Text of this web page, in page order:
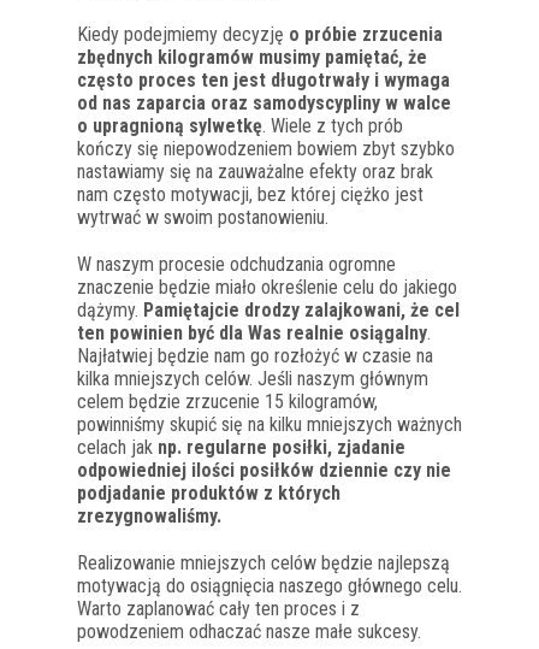
Kiedy podejmiemy decyzję o próbie zrzucenia
zbędnych kilogramów musimy pamiętać, że
często proces ten jest długotrwały i wymaga
od nas zaparcia oraz samodyscypliny w walce
o upragnioną sylwetkę. Wiele z tych prób
kończy się niepowodzeniem bowiem zbyt szybko
nastawiamy się na zauważalne efekty oraz brak
nam często motywacji, bez której ciężko jest
wytrwać w swoim postanowieniu.
W naszym procesie odchudzania ogromne
znaczenie będzie miało określenie celu do jakiego
dążymy. Pamiętajcie drodzy zalajkowani, że cel
ten powinien być dla Was realnie osiągalny.
Najłatwiej będzie nam go rozłożyć w czasie na
kilka mniejszych celów. Jeśli naszym głównym
celem będzie zrzucenie 15 kilogramów,
powinniśmy skupić się na kilku mniejszych ważnych
celach jak np. regularne posiłki, zjadanie
odpowiedniej ilości posiłków dziennie czy nie
podjadanie produktów z których
zrezygnowaliśmy.
Realizowanie mniejszych celów będzie najlepszą
motywacją do osiągnięcia naszego głównego celu.
Warto zaplanować cały ten proces i z
powodzeniem odhaczać nasze małe sukcesy.